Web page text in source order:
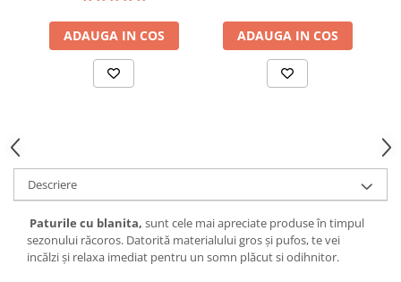
ADAUGA IN COS ADAUGA IN COS
Descriere
Paturile cu blanita, sunt cele mai apreciate produse în timpul
sezonului răcoros. Datorită materialului gros și pufos, te vei
incălzi și relaxa imediat pentru un somn plăcut si odihnitor.